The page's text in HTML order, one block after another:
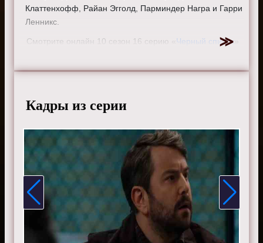
Клаттенхофф, Райан Эгголд, Парминдер Награ и Гарри
Ленникс.
Смотрите онлайн 10 сезон 16 серию « Черный список
планшете, пк или телевизоре на сайте the-blacklist-
Кадры из серии